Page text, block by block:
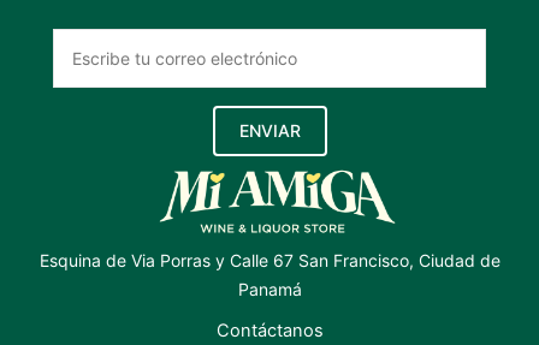
ENVIAR
Esquina de Via Porras y Calle 67 San Francisco, Ciudad de
Panamá
Contáctanos